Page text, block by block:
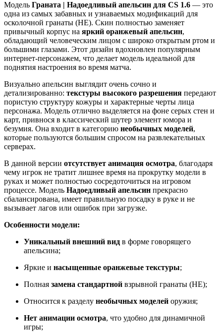
Модель Граната | Надоедливый апельсин для CS 1.6 — это
одна из самых забавных и узнаваемых модификаций для
осколочной гранаты (HE). Скин полностью заменяет
привычный корпус на яркий оранжевый апельсин,
обладающий человеческим лицом с широко открытым ртом и
большими глазами. Этот дизайн вдохновлен популярным
интернет-персонажем, что делает модель идеальной для
поднятия настроения во время матча.
Визуально апельсин выглядит очень сочно и
детализированно: текстуры высокого разрешения передают
пористую структуру кожуры и характерные черты лица
персонажа. Модель отлично выделяется на фоне серых стен и
карт, привнося в классический шутер элемент юмора и
безумия. Она входит в категорию необычных моделей,
которые пользуются большим спросом на развлекательных
серверах.
В данной версии отсутствует анимация осмотра, благодаря
чему игрок не тратит лишнее время на прокрутку модели в
руках и может полностью сосредоточиться на игровом
процессе. Модель Надоедливый апельсин прекрасно
сбалансирована, имеет правильную посадку в руке и не
вызывает лагов или ошибок при загрузке.
Особенности модели:
Уникальный внешний вид в форме говорящего
апельсина;
Яркие и насыщенные оранжевые текстуры;
Полная замена стандартной взрывной гранаты (HE);
Относится к разделу необычных моделей оружия;
Нет анимации осмотра, что удобно для динамичной
игры;